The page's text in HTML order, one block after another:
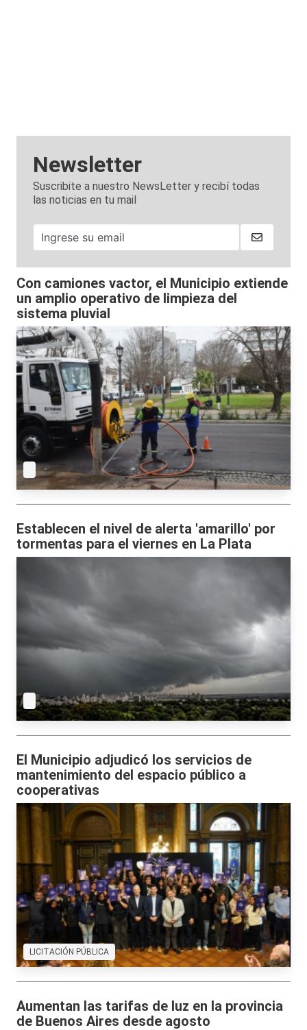
Newsletter
Suscribite a nuestro NewsLetter y recibí todas
las noticias en tu mail
Con camiones vactor, el Municipio extiende
un amplio operativo de limpieza del
sistema pluvial
Establecen el nivel de alerta 'amarillo' por
tormentas para el viernes en La Plata
El Municipio adjudicó los servicios de
mantenimiento del espacio público a
cooperativas
LICITACIÓN PÚBLICA
Aumentan las tarifas de luz en la provincia
de Buenos Aires desde agosto